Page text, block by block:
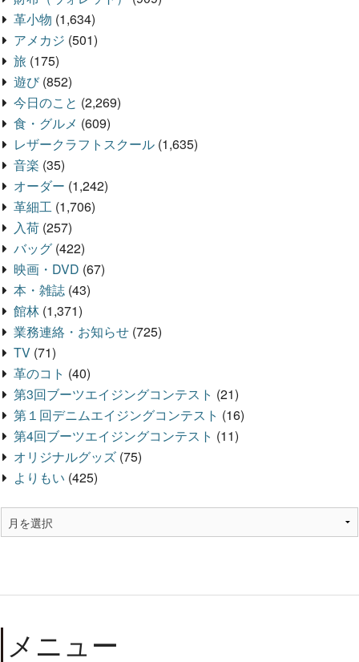
革小物 (1,634)
アメカジ (501)
旅 (175)
遊び(852)
今日のこと (2,269)
食・グルメ (609)
レザークラフトスクール (1,635)
音楽 (35)
オーダー (1,242)
革細工 (1,706)
入荷 (257)
バッグ (422)
映画・DVD (67)
本・雑誌 (43)
館林 (1,371)
業務連絡・お知らせ (725)
TV (71)
革のコト (40)
第3回ブーツエイジングコンテスト (21)
第１回デニムエイジングコンテスト (16)
第4回ブーツエイジングコンテスト (11)
オリジナルグッズ (75)
よりもい (425)
メニュー